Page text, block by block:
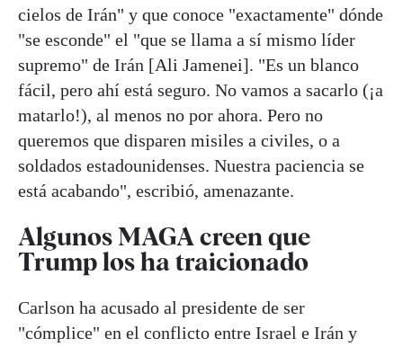
cielos de Irán" y que conoce "exactamente" dónde
"se esconde" el "que se llama a sí mismo líder
supremo" de Irán [Ali Jamenei]. "Es un blanco
fácil, pero ahí está seguro. No vamos a sacarlo (¡a
matarlo!), al menos no por ahora. Pero no
queremos que disparen misiles a civiles, o a
soldados estadounidenses. Nuestra paciencia se
está acabando", escribió, amenazante.
Algunos MAGA creen que
Trump los ha traicionado
Carlson ha acusado al presidente de ser
"cómplice" en el conflicto entre Israel e Irán y